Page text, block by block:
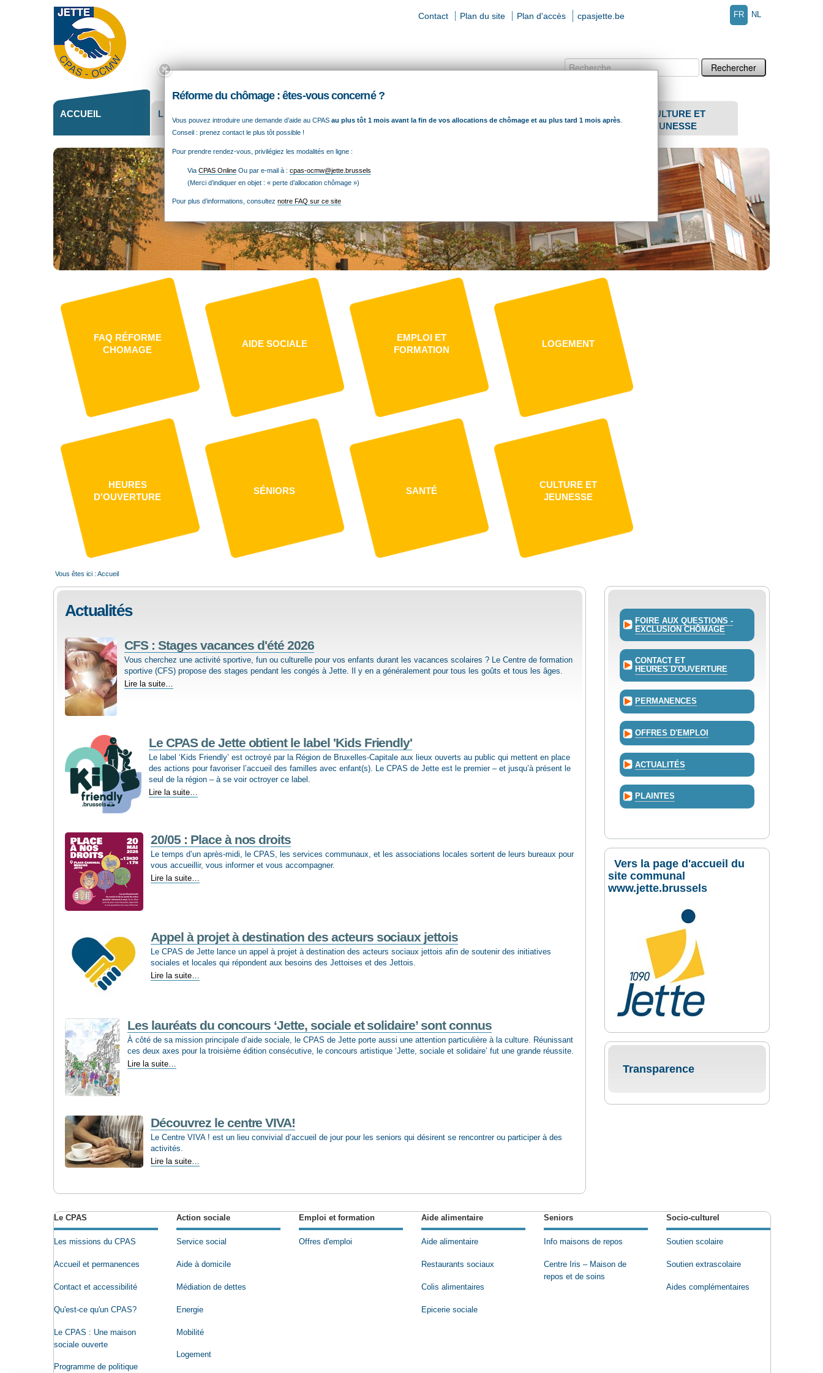
NL
FR
Contact Plan du site Plan d'accès cpasjette.be
Chercher par
ACCUEIL LE CPAS
ALIMENTAIRE
CULTURE ET
JEUNESSE
FAQ RÉFORME
CHOMAGE
AIDE SOCIALE
EMPLOI ET
FORMATION
LOGEMENT
HEURES
D'OUVERTURE
SÉNIORS SANTÉ
CULTURE ET
JEUNESSE
Vous êtes ici : Accueil
Actualités
CFS : Stages vacances d'été 2026
Vous cherchez une activité sportive, fun ou culturelle pour vos enfants durant les vacances sco­laires ? Le Centre de formation
sportive (CFS) propose des stages pendant les congés à Jette. Il y en a généralement pour tous les goûts et tous les âges.
CFS
-
Lire la suite…
Le CPAS de Jette obtient le label 'Kids Friendly'
Le label ‘Kids Friendly’ est octroyé par la Région de Bruxelles-Capitale aux lieux ouverts au public qui mettent en place
des actions pour favoriser l’ac­cueil des familles avec enfant(s). Le CPAS de Jette est le premier – et jusqu’à présent le
seul de la région – à se voir octroyer ce label.
Le
obtient
le
label
'Kids
Friendly'
Lire la suite…
20/05 : Place à nos droits
Le temps d’un après-midi, le CPAS, les services communaux, et les associations locales sortent de leurs bureaux pour
vous accueillir, vous informer et vous accompagner.
20/05
droits
-
Lire la suite…
Appel à projet à destination des acteurs sociaux jettois
Le CPAS de Jette lance un appel à projet à destination des acteurs sociaux jettois afin de soutenir des initiatives
sociales et locales qui répondent aux besoins des Jettoises et des Jettois.
Appel
destination
des
acteurs
sociaux
jettois
Lire la suite…
Les lauréats du concours ‘Jette, sociale et solidaire’ sont connus
À côté de sa mission principale d’aide sociale, le CPAS de Jette porte aussi une attention particulière à la culture. Réunissant
ces deux axes pour la troisième édition consécutive, le concours artistique ‘Jette, sociale et solidaire’ fut une grande réussite.
Les
sociale
et
solidaire’
sont
connus
Lire la suite…
Découvrez le centre VIVA!
Le Centre VIVA ! est un lieu convivial d’accueil de jour pour les seniors qui désirent se rencontrer ou participer à des
activités.
Découvrez
VIVA!
Lire la suite…
document
FOIRE AUX QUESTIONS -
EXCLUSION CHÔMAGE
CONTACT ET
HEURES D'OUVERTURE
PERMANENCES
OFFRES D'EMPLOI
ACTUALITÉS
PLAINTES
Vers la page d'accueil du
site communal
www.jette.brussels
Transparence
Le CPAS
Les missions du CPAS
Accueil et permanences
Contact et accessibilité
Qu'est-ce qu'un CPAS?
Le CPAS : Une maison
sociale ouverte
Programme de politique
Action sociale
Service social
Aide à domicile
Médiation de dettes
Energie
Mobilité
Logement
Emploi et formation
Offres d'emploi
Aide alimentaire
Aide alimentaire
Restaurants sociaux
Colis alimentaires
Epicerie sociale
Seniors
Info maisons de repos
Centre Iris – Maison de
repos et de soins
Socio-culturel
Soutien scolaire
Soutien extrascolaire
Aides complémentaires
Close
this
box.Réforme du chômage : êtes-vous concerné ?
Vous pouvez introduire une demande d’aide au CPAS au plus tôt 1 mois avant la fin de vos allocations de chômage et au plus tard 1 mois après.
Conseil : prenez contact le plus tôt possible !
Pour prendre rendez-vous, privilégiez les modalités en ligne :
Via CPAS Online Ou par e-mail à : cpas-ocmw@jette.brussels
(Merci d’indiquer en objet : « perte d’allocation chômage »)
Pour plus d’informations, consultez notre FAQ sur ce site